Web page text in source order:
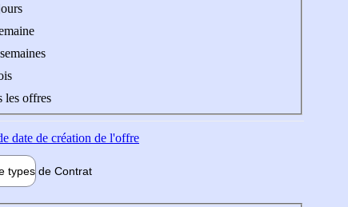
les offres
date de création de l'offre
types de Contrat